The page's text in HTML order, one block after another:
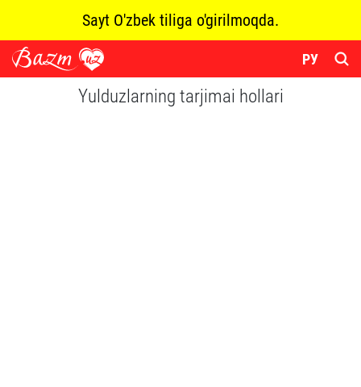
Sayt O'zbek tiliga o'girilmoqda.
РУ
Yulduzlarning tarjimai hollari